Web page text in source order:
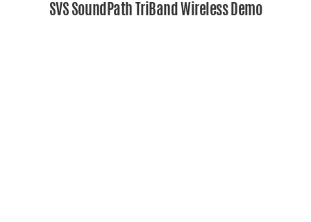
SVS SoundPath TriBand Wireless Demo